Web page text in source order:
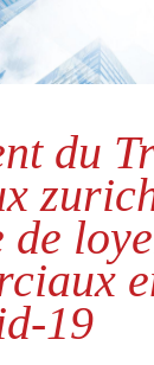
du
de
19